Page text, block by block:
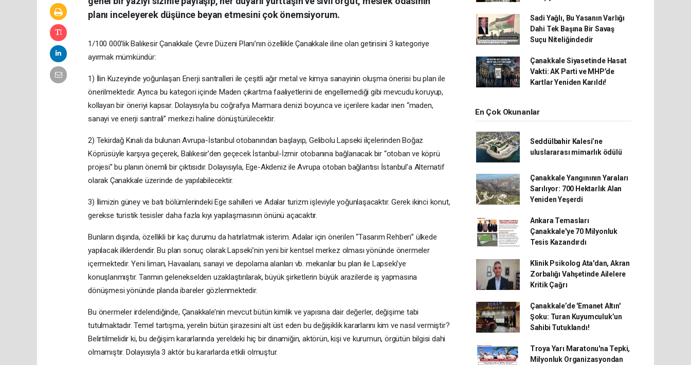
planı inceleyerek düşünce beyan etmesini çok önemsiyorum.
1/100 000’lik Balıkesir Çanakkale Çevre Düzeni Planı’nın özellikle Çanakkale iline olan getirisini 3 kategoriye
ayırmak mümkündür:
1) İlin Kuzeyinde yoğunlaşan Enerji santralleri ile çeşitli ağır metal ve kimya sanayinin oluşma önerisi bu plan ile
önerilmektedir. Ayrıca bu kategori içinde Maden çıkartma faaliyetlerini de engellemediği gibi mevcudu koruyup,
kollayan bir öneriyi kapsar. Dolayısıyla bu coğrafya Marmara denizi boyunca ve içerilere kadar inen “maden,
sanayi ve enerji santrali” merkezi haline dönüştürülecektir.
2) Tekirdağ Kınalı da bulunan Avrupa-İstanbul otobanından başlayıp, Gelibolu Lapseki ilçelerinden Boğaz
Köprüsüyle karşıya geçerek, Balıkesir’den geçecek İstanbul-İzmir otobanına bağlanacak bir “otoban ve köprü
projesi” bu planın önemli bir çıktısıdır. Dolayısıyla, Ege-Akdeniz ile Avrupa otoban bağlantısı İstanbul’a Alternatif
olarak Çanakkale üzerinde de yapılabilecektir.
3) İlimizin güney ve batı bölümlerindeki Ege sahilleri ve Adalar turizm işleviyle yoğunlaşacaktır. Gerek ikinci konut,
gerekse turistik tesisler daha fazla kıyı yapılaşmasının önünü açacaktır.
Bunların dışında, özellikli bir kaç durumu da hatırlatmak isterim. Adalar için önerilen “Tasarım Rehberi” ülkede
yapılacak ilklerdendir. Bu plan sonuç olarak Lapseki’nin yeni bir kentsel merkez olması yönünde önermeler
içermektedir. Yeni liman, Havaalanı, sanayi ve depolama alanları vb. mekanlar bu plan ile Lapseki’ye
konuşlanmıştır. Tarımın gelenekselden uzaklaştırılarak, büyük şirketlerin büyük arazilerde iş yapmasına
dönüşmesi yönünde planda ibareler gözlenmektedir.
Bu önermeler irdelendiğinde, Çanakkale’nin mevcut bütün kimlik ve yapısına dair değerler, değişime tabi
tutulmaktadır. Temel tartışma, yerelin bütün şirazesini alt üst eden bu değişiklik kararlarını kim ve nasıl vermiştir?
Belirtilmelidir ki, bu değişim kararlarında yereldeki hiç bir dinamiğin, aktörün, kişi ve kurumun, örgütün bilgisi dahi
olmamıştır. Dolayısıyla 3 aktör bu kararlarda etkili olmuştur.
Sadi Yağlı, Bu Yasanın Varlığı
Dahi Tek Başına Bir Savaş
Suçu Niteliğindedir
Çanakkale Siyasetinde Hasat
Vakti: AK Parti ve MHP’de
Kartlar Yeniden Karıldı!
En Çok Okunanlar
Seddülbahir Kalesi’ne
uluslararası mimarlık ödülü
Çanakkale Yangınının Yaraları
Sarılıyor: 700 Hektarlık Alan
Yeniden Yeşerdi
Ankara Temasları
Çanakkale'ye 70 Milyonluk
Tesis Kazandırdı
Klinik Psikolog Ata'dan, Akran
Zorbalığı Vahşetinde Ailelere
Kritik Çağrı
Çanakkale’de 'Emanet Altın'
Şoku: Turan Kuyumculuk’un
Sahibi Tutuklandı!
Troya Yarı Maratonu'na Tepki,
Milyonluk Organizasyondan